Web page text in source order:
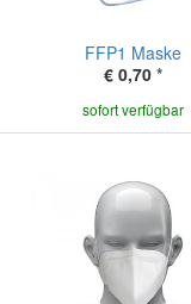
FFP1 Maske
€ 0,70 *
sofort verfügbar